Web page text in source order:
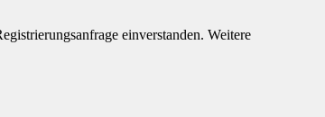
einverstanden. Weitere